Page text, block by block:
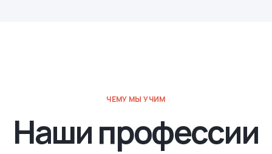
ЧЕМУ МЫ УЧИМ
Наши профессии